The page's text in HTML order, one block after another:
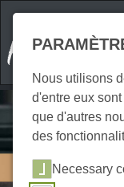
Blog
Nous utilisons
d'entre eux
que d'autres
des
Necessary